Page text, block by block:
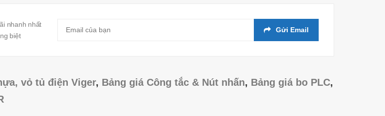
nhanh nhất
biệt
Gửi Email
vỏ tủ điện Viger, Bảng giá Công tắc & Nút nhấn, Bảng giá bo PLC,